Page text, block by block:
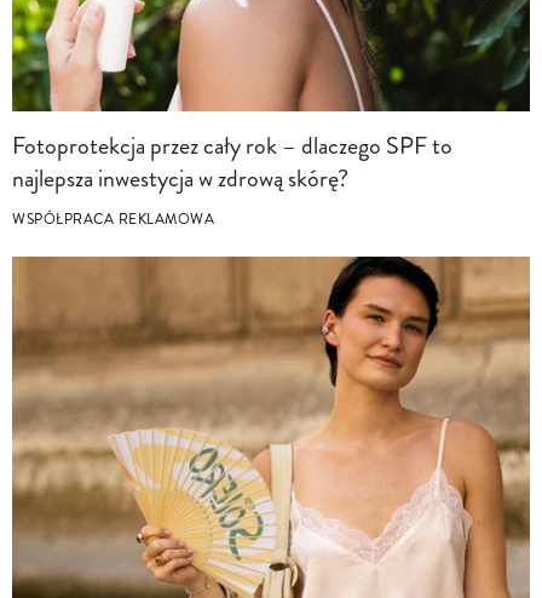
Fotoprotekcja przez cały rok – dlaczego SPF to
najlepsza inwestycja w zdrową skórę?
WSPÓŁPRACA REKLAMOWA